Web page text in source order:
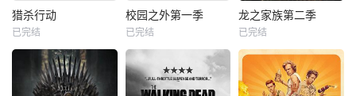
猎杀行动
已完结
校园之外第一季
已完结
龙之家族第二季
已完结